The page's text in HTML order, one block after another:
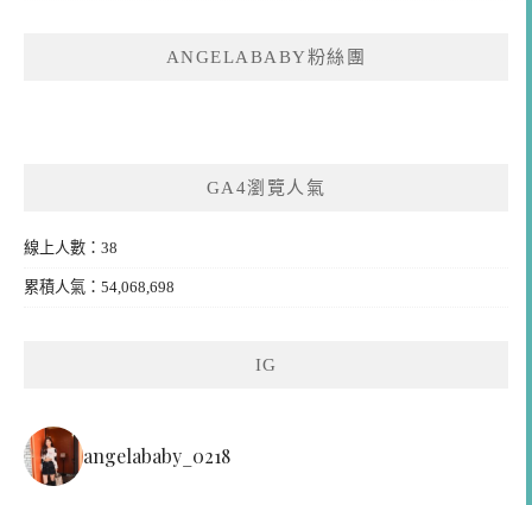
ANGELABABY粉絲團
GA4瀏覽人氣
線上人數：38
累積人氣：54,068,698
IG
angelababy_0218